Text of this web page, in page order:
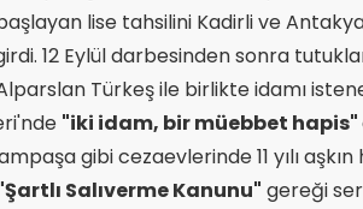
lise tahsilini Kadirli ve
12 Eylül darbesinden sonra
Türkeş ile birlikte idamı
"iki idam, bir müebbet hapis"
gibi cezaevlerinde 11 yılı
Salıverme Kanunu" gereği